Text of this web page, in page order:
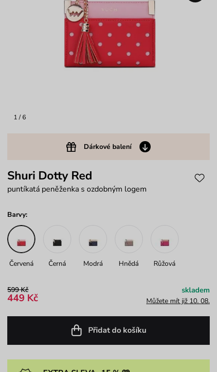
1 / 6
Dárkové balení
Shuri Dotty Red
puntíkatá peněženka s ozdobným logem
Barvy:
Červená Černá Modrá Hnědá Růžová
599 Kč
449 Kč
skladem
Můžete mít již 10. 08.
Přidat do košíku